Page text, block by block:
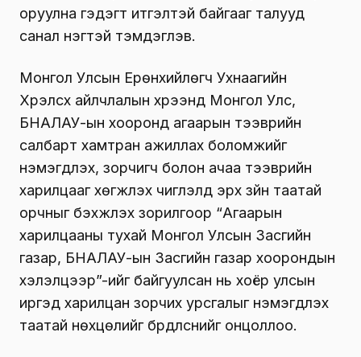
оруулна гэдэгт итгэлтэй байгааг талууд
санал нэгтэй тэмдэглэв.
Монгол Улсын Ерөнхийлөгч Ухнаагийн
Хүрэлсүх айлчлалын хүрээнд Монгол Улс,
БНАЛАУ-ын хооронд агаарын тээврийн
салбарт хамтран ажиллах боломжийг
нэмэгдүүлэх, зорчигч болон ачаа тээврийн
харилцааг хөгжүүлэх чиглэлд эрх зүйн таатай
орчныг бэхжүүлэх зорилгоор “Агаарын
харилцааны тухай Монгол Улсын Засгийн
газар, БНАЛАУ-ын Засгийн газар хоорондын
хэлэлцээр”-ийг байгуулсан нь хоёр улсын
иргэд харилцан зорчих урсгалыг нэмэгдүүлэх
таатай нөхцөлийг бүрдүүлснийг онцоллоо.